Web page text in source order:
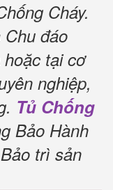
Cháy.
đáo
tại cơ
nghiệp,
Tủ Chống
Bảo Hành
trì sản